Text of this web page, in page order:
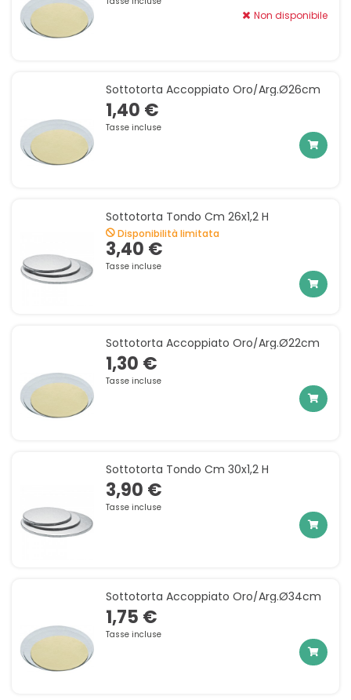
Non disponibile
Sottotorta Accoppiato Oro/arg.ø26cm
1,40 €
Tasse incluse
Sottotorta Tondo Cm 26x1,2 H
Disponibilità limitata
3,40 €
Tasse incluse
Sottotorta Accoppiato Oro/arg.ø22cm
1,30 €
Tasse incluse
Sottotorta Tondo Cm 30x1,2 H
3,90 €
Tasse incluse
Sottotorta Accoppiato Oro/arg.ø34cm
1,75 €
Tasse incluse